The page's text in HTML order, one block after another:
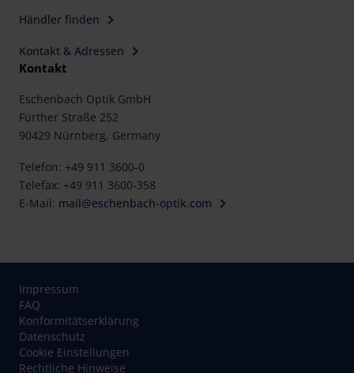
Händler finden
Kontakt & Adressen
Kontakt
Eschenbach Optik GmbH
Fürther Straße 252
90429 Nürnberg, Germany
Telefon: +49 911 3600-0
Telefax: +49 911 3600-358
E-Mail: mail@eschenbach-optik.com
Impressum
FAQ
Konformitätserklärung
Datenschutz
Cookie Einstellungen
Rechtliche Hinweise